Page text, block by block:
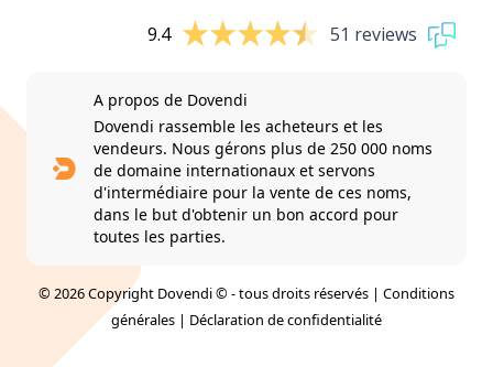
9.4 51 reviews
A propos de Dovendi
Dovendi rassemble les acheteurs et les
vendeurs. Nous gérons plus de 250 000 noms
de domaine internationaux et servons
d'intermédiaire pour la vente de ces noms,
dans le but d'obtenir un bon accord pour
toutes les parties.
© 2026 Copyright Dovendi © - tous droits réservés | Conditions
générales | Déclaration de confidentialité